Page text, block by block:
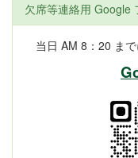
欠席等連絡用 Google
当日 AM 8：20 まで